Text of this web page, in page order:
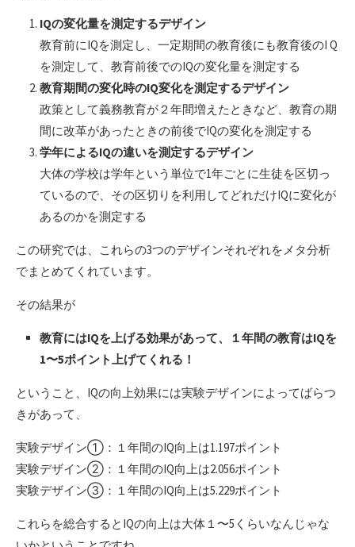
IQの変化量を測定するデザイン
教育前にIQを測定し、一定期間の教育後にも教育後のI Q
を測定して、教育前後でのIQの変化量を測定する
教育期間の変化時のIQ変化を測定するデザイン
政策として義務教育が２年間増えたときなど、教育の期
間に改革があったときの前後でIQの変化を測定する
学年によるIQの違いを測定するデザイン
大体の学校は学年という単位で1年ごとに生徒を区切っ
ているので、その区切りを利用してどれだけIQに変化が
あるのかを測定する
この研究では、これらの3つのデザインそれぞれをメタ分析
でまとめてくれています。
その結果が
教育にはIQを上げる効果があって、１年間の教育はIQを
1〜5ポイント上げてくれる！
ということ、IQの向上効果には実験デザインによってばらつ
きがあって、
実験デザイン①：１年間のIQ向上は1.197ポイント
実験デザイン②：１年間のIQ向上は2.056ポイント
実験デザイン③：１年間のIQ向上は5.229ポイント
これらを総合するとIQの向上は大体１〜5くらいなんじゃな